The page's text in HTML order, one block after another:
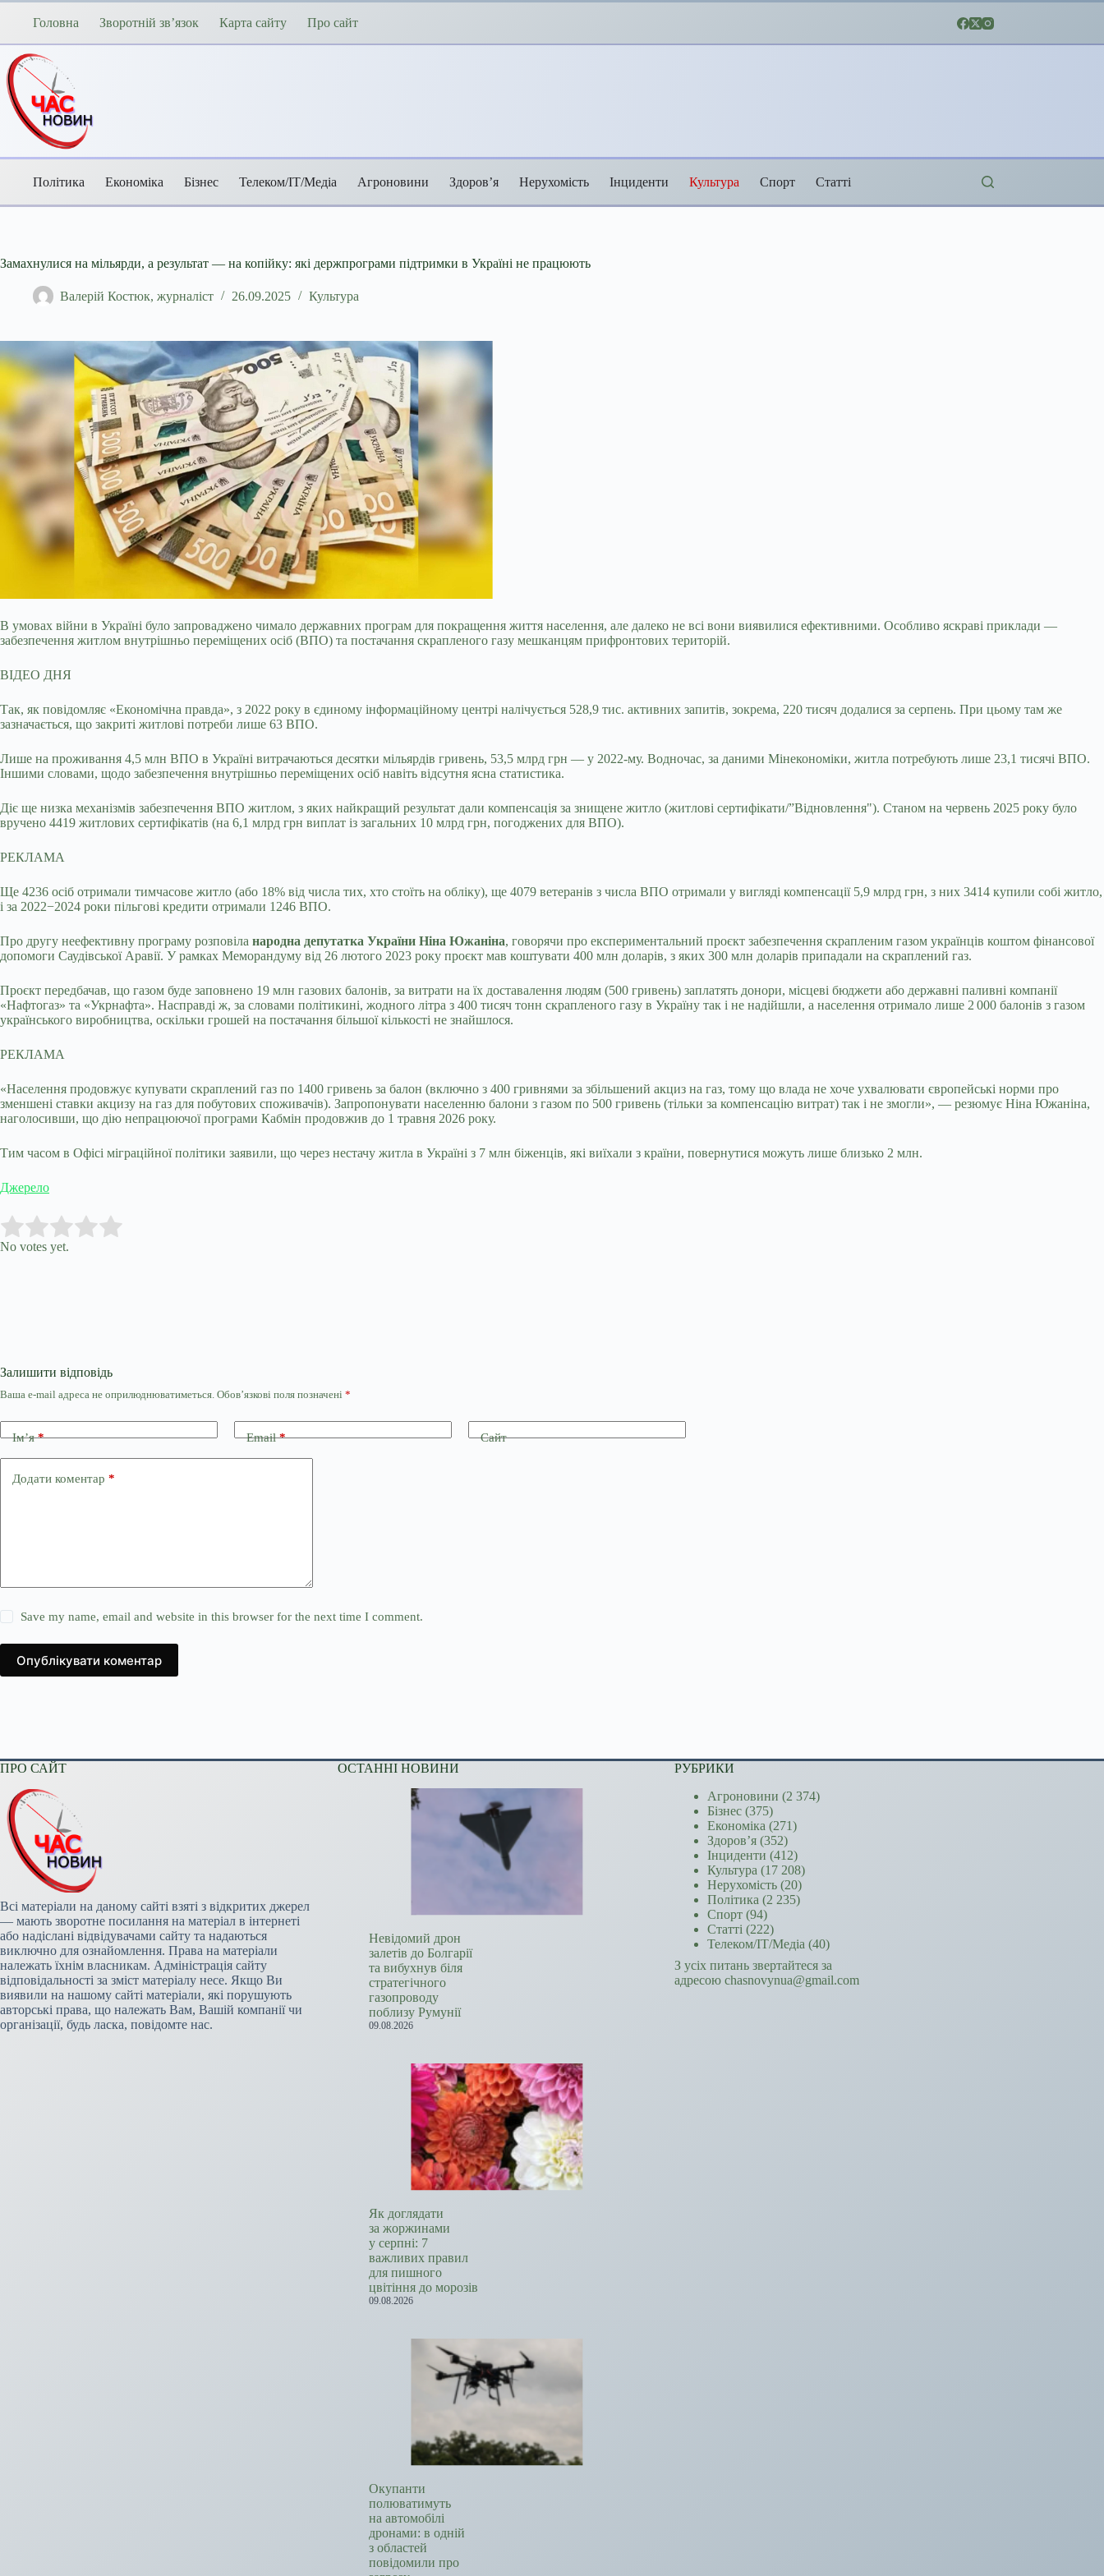
Перейти
Головна Зворотній зв’язок Карта сайту Про сайт
Політика Економіка Бізнес Телеком/ІТ/Медіа Агроновини Здоров’я Нерухомість Інциденти Культура Спорт Статті
Замахнулися на мільярди, а результат — на копійку: які держпрограми підтримки в Україні не працюють
Валерій Костюк, журналіст 26.09.2025 Культура
В умовах війни в Україні було запроваджено чимало державних програм для покращення життя населення, але далеко не всі вони виявилися ефективними. Особливо яскраві приклади —
забезпечення житлом внутрішньо переміщених осіб (ВПО) та постачання скрапленого газу мешканцям прифронтових територій.
ВІДЕО ДНЯ
Так, як повідомляє «Економічна правда», з 2022 року в єдиному інформаційному центрі налічується 528,9 тис. активних запитів, зокрема, 220 тисяч додалися за серпень. При цьому там же
зазначається, що закриті житлові потреби лише 63 ВПО.
Лише на проживання 4,5 млн ВПО в Україні витрачаються десятки мільярдів гривень, 53,5 млрд грн — у 2022-му. Водночас, за даними Мінекономіки, житла потребують лише 23,1 тисячі ВПО.
Іншими словами, щодо забезпечення внутрішньо переміщених осіб навіть відсутня ясна статистика.
Діє ще низка механізмів забезпечення ВПО житлом, з яких найкращий результат дали компенсація за знищене житло (житлові сертифікати/”Відновлення"). Станом на червень 2025 року було
вручено 4419 житлових сертифікатів (на 6,1 млрд грн виплат із загальних 10 млрд грн, погоджених для ВПО).
РЕКЛАМА
Ще 4236 осіб отримали тимчасове житло (або 18% від числа тих, хто стоїть на обліку), ще 4079 ветеранів з числа ВПО отримали у вигляді компенсації 5,9 млрд грн, з них 3414 купили собі житло,
і за 2022−2024 роки пільгові кредити отримали 1246 ВПО.
Про другу неефективну програму розповіла народна депутатка України Ніна Южаніна, говорячи про експериментальний проєкт забезпечення скрапленим газом українців коштом фінансової
допомоги Саудівської Аравії. У рамках Меморандуму від 26 лютого 2023 року проєкт мав коштувати 400 млн доларів, з яких 300 млн доларів припадали на скраплений газ.
Проєкт передбачав, що газом буде заповнено 19 млн газових балонів, за витрати на їх доставалення людям (500 гривень) заплатять донори, місцеві бюджети або державні паливні компанії
«Нафтогаз» та «Укрнафта». Насправді ж, за словами політикині, жодного літра з 400 тисяч тонн скрапленого газу в Україну так і не надійшли, а населення отримало лише 2 000 балонів з газом
українського виробництва, оскільки грошей на постачання більшої кількості не знайшлося.
РЕКЛАМА
«Населення продовжує купувати скраплений газ по 1400 гривень за балон (включно з 400 гривнями за збільшений акциз на газ, тому що влада не хоче ухвалювати європейські норми про
зменшені ставки акцизу на газ для побутових споживачів). Запропонувати населенню балони з газом по 500 гривень (тільки за компенсацію витрат) так і не змогли», — резюмує Ніна Южаніна,
наголосивши, що дію непрацюючої програми Кабмін продовжив до 1 травня 2026 року.
Тим часом в Офісі міграційної політики заявили, що через нестачу житла в Україні з 7 млн біженців, які виїхали з країни, повернутися можуть лише близько 2 млн.
Джерело
Rate this item:
No votes yet.
Залишити відповідь
Ваша e-mail адреса не оприлюднюватиметься. Обов’язкові поля позначені *
Ім’я* Email* Сайт
Додати коментар *
Save my name, email and website in this browser for the next time I comment.
Опублікувати коментар
ПРО САЙТ
Всі матеріали на даному сайті взяті з відкритих джерел
— мають зворотне посилання на матеріал в інтернеті
або надіслані відвідувачами сайту та надаються
виключно для ознайомлення. Права на матеріали
належать їхнім власникам. Адміністрація сайту
відповідальності за зміст матеріалу несе. Якщо Ви
виявили на нашому сайті матеріали, які порушують
авторські права, що належать Вам, Вашій компанії чи
організації, будь ласка, повідомте нас.
ОСТАННІ НОВИНИ
Невідомий дрон
залетів до Болгарії
та вибухнув біля
стратегічного
газопроводу
поблизу Румунії
09.08.2026
Як доглядати
за жоржинами
у серпні: 7
важливих правил
для пишного
цвітіння до морозів
09.08.2026
Окупанти
полюватимуть
на автомобілі
дронами: в одній
з областей
повідомили про
РУБРИКИ
Агроновини (2 374)
Бізнес (375)
Економіка (271)
Здоров’я (352)
Інциденти (412)
Культура (17 208)
Нерухомість (20)
Політика (2 235)
Спорт (94)
Статті (222)
Телеком/ІТ/Медіа (40)
З усіх питань звертайтеся за
адресою chasnovynua@gmail.com